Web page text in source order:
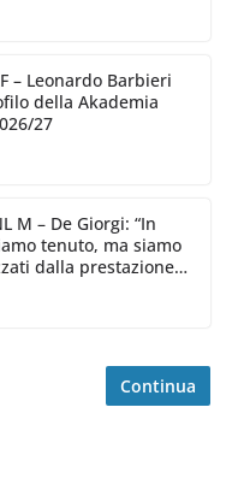
– Leonardo Barbieri
della Akademia
27
M – De Giorgi: “In
tenuto, ma siamo
dalla prestazione
Continua